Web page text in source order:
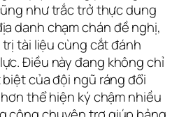
như trắc trở thực dung
danh chạm chán đề nghị,
tài liệu cùng cắt đánh
Điều này đang không chỉ
của đội ngũ ráng đổi
thể hiện ký chậm nhiều